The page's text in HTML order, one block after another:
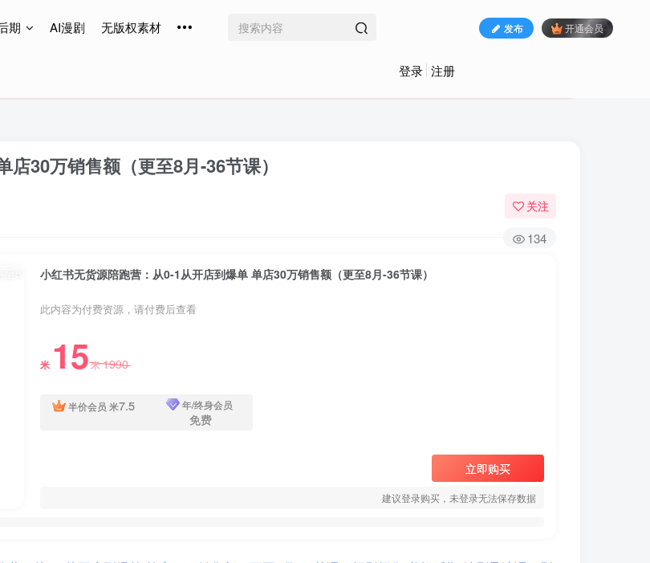
期 AI漫剧 无版权素材 发布 开通会员
登录 注册
30万销售额（更至8月-36节课）
关注
134
小红书无货源陪跑营：从0-1从开店到爆单 单店30万销售额（更至8月-36节课）
此内容为付费资源，请付费后查看
米 15米1990
半价会员 米7.5 年/终身会员
免费
立即购买
建议登录购买，未登录无法保存数据